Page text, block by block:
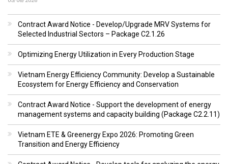
Contract Award Notice - Develop/Upgrade MRV Systems for
Selected Industrial Sectors – Package C2.1.26
Optimizing Energy Utilization in Every Production Stage
Vietnam Energy Efficiency Community: Develop a Sustainable
Ecosystem for Energy Efficiency and Conservation
Contract Award Notice - Support the development of energy
management systems and capacity building (Package C2.2.11)
Vietnam ETE & Greenergy Expo 2026: Promoting Green
Transition and Energy Efficiency